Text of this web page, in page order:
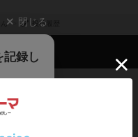
ん 投稿履歴
閉じる
記録し
中！